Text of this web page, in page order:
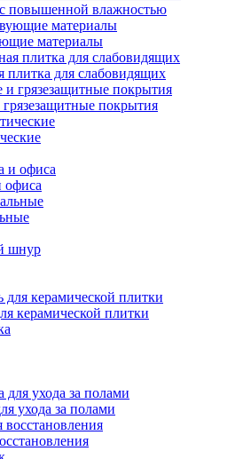
повышенной влажностью
материалы
плитка для слабовидящих
покрытия
офиса
шнур
керамической плитки
ухода за полами